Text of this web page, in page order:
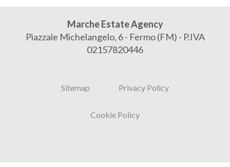
Marche Estate Agency
Piazzale Michelangelo, 6 - Fermo (FM) - P.IVA
02157820446
Sitemap Privacy Policy
Cookie Policy